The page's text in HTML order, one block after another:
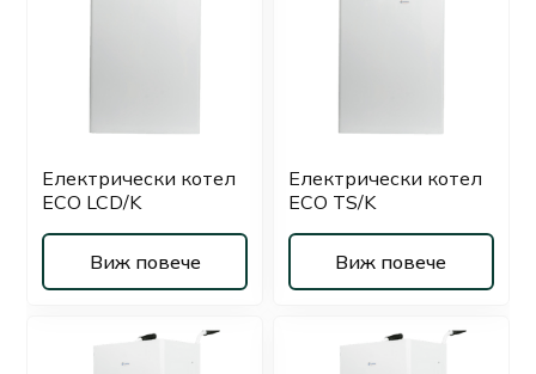
Електрически котел
ECO LCD/K
Виж повече
Електрически котел
ECO TS/K
Виж повече